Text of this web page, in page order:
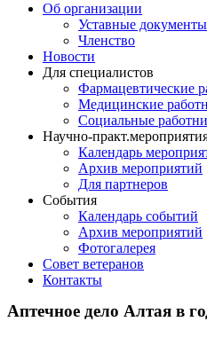
Об организации
Уставные документы
Членство
Новости
Для специалистов
Фармацевтические
Медицинские
Социальные
Научно-
Календарь
Архив мероприятий
Для партнеров
События
Календарь событий
Архив мероприятий
Фотогалерея
Совет ветеранов
Контакты
Аптечное дело Алтая в